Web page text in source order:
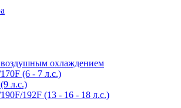
воздушным охлаждением
(6 - 7 л.с.)
л.с.)
192F (13 - 16 - 18 л.с.)